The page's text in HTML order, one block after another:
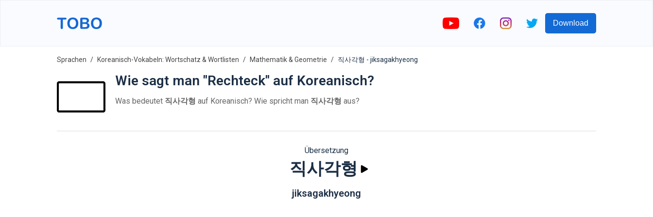
Download
Sprachen Koreanisch-Vokabeln: Wortschatz & Wortlisten Mathematik & Geometrie 직사각형 - jiksagakhyeong
Wie sagt man "Rechteck" auf Koreanisch?
Was bedeutet 직사각형 auf Koreanisch? Wie spricht man 직사각형 aus?
Übersetzung
직사각형
jiksagakhyeong